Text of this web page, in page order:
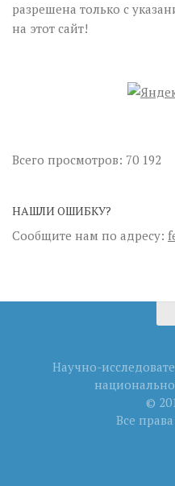
разрешена только с
на этот сайт!
Всего просмотров: 70 192
НАШЛИ ОШИБКУ?
Сообщите нам по адресу:
Научно-
©
Все